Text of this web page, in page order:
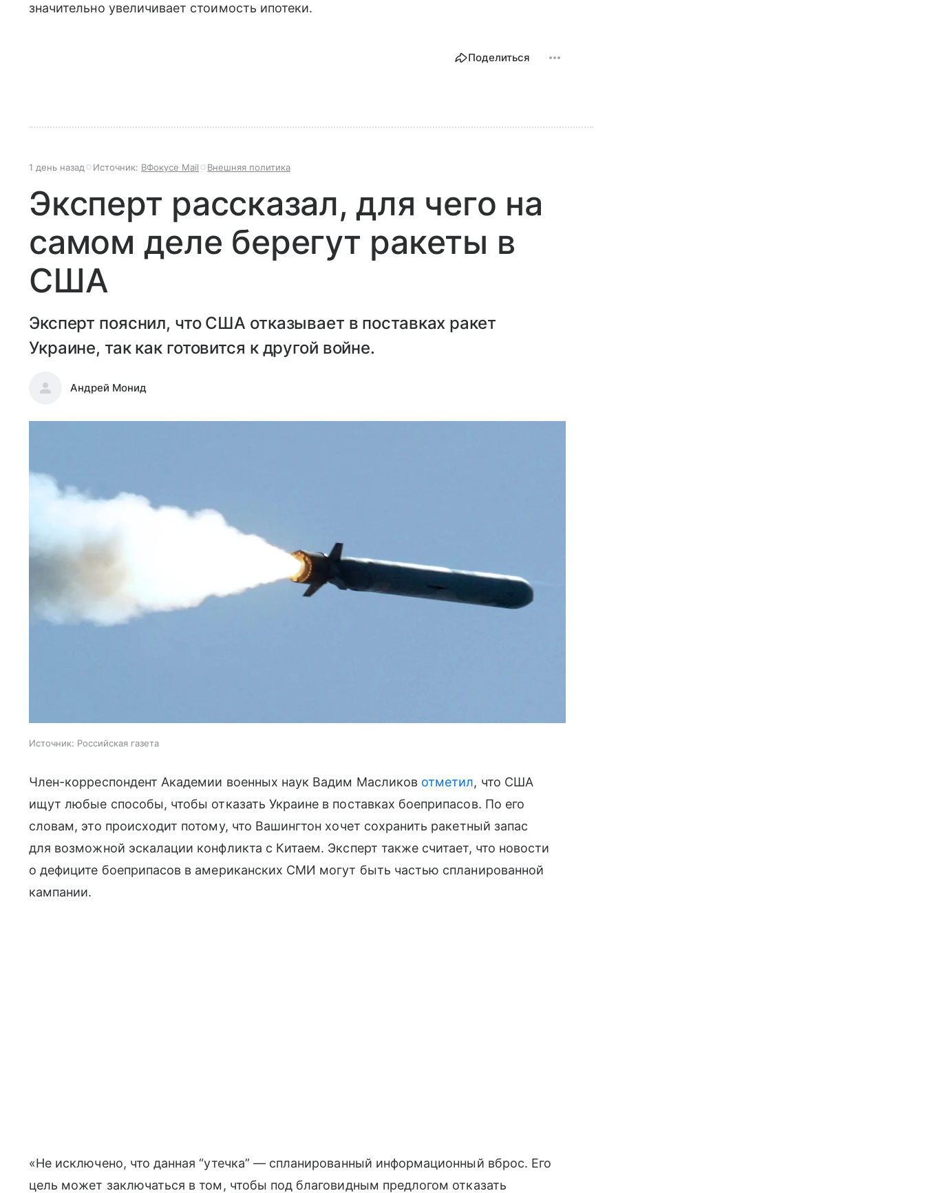
значительно увеличивает стоимость ипотеки.
Поделиться
1 день назад Источник: ВФокусе Mail Внешняя политика
Эксперт рассказал, для чего на
самом деле берегут ракеты в
США
Эксперт пояснил, что США отказывает в поставках ракет
Украине, так как готовится к другой войне.
Андрей Монид
Источник: Российская газета
Член-корреспондент Академии военных наук Вадим Масликов отметил, что США
ищут любые способы, чтобы отказать Украине в поставках боеприпасов. По его
словам, это происходит потому, что Вашингтон хочет сохранить ракетный запас
для возможной эскалации конфликта с Китаем. Эксперт также считает, что новости
о дефиците боеприпасов в американских СМИ могут быть частью спланированной
кампании.
«Не исключено, что данная “утечка” — спланированный информационный вброс. Его
цель может заключаться в том, чтобы под благовидным предлогом отказать